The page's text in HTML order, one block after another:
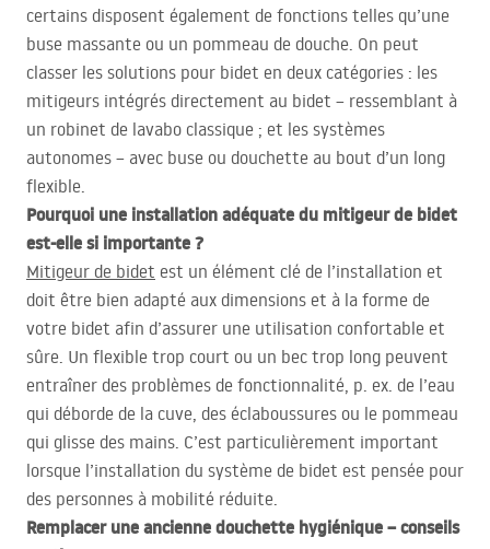
certains disposent également de fonctions telles qu’une
buse massante ou un pommeau de douche. On peut
classer les solutions pour bidet en deux catégories : les
mitigeurs intégrés directement au bidet – ressemblant à
un robinet de lavabo classique ; et les systèmes
autonomes – avec buse ou douchette au bout d’un long
flexible.
Pourquoi une installation adéquate du mitigeur de bidet
est-elle si importante ?
Mitigeur de bidet est un élément clé de l’installation et
doit être bien adapté aux dimensions et à la forme de
votre bidet afin d’assurer une utilisation confortable et
sûre. Un flexible trop court ou un bec trop long peuvent
entraîner des problèmes de fonctionnalité, p. ex. de l’eau
qui déborde de la cuve, des éclaboussures ou le pommeau
qui glisse des mains. C’est particulièrement important
lorsque l’installation du système de bidet est pensée pour
des personnes à mobilité réduite.
Remplacer une ancienne douchette hygiénique – conseils